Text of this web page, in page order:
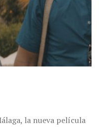
la nueva película